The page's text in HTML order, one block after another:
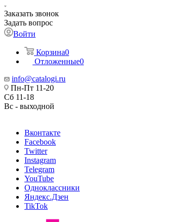
Заказать звонок
Задать вопрос
Войти
Корзина0
Отложенные0
info@catalogi.ru
Пн-Пт 11-20
Сб 11-18
Вс - выходной
Вконтакте
Facebook
Twitter
Instagram
Telegram
YouTube
Одноклассники
Яндекс.Дзен
TikTok